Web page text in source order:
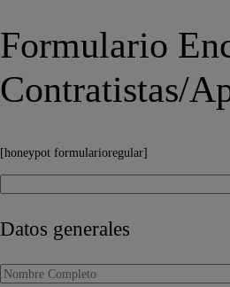
Formulario
Contratistas/
[honeypot formularioregular]
Datos generales